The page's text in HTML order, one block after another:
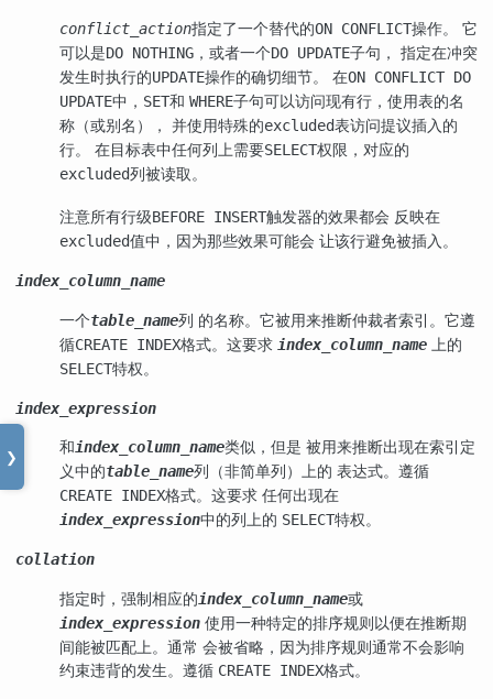
❯
conflict_action指定了一个替代的ON CONFLICT操作。 它
可以是DO NOTHING ，或者一个DO UPDATE子句， 指定在冲突
发生时执行的UPDATE操作的确切细节。 在ON CONFLICT DO
UPDATE中， SET和 WHERE子句可以访问现有行，使用表的名
称（或别名）， 并使用特殊的excluded表访问提议插入的
行。 在目标表中任何列上需要SELECT权限，对应的
excluded列被读取。
注意所有行级BEFORE INSERT触发器的效果都会 反映在
excluded值中，因为那些效果可能会 让该行避免被插入。
index_column_name
一个table_name列 的名称。它被用来推断仲裁者索引。它遵
循CREATE INDEX格式。这要求 index_column_name 上的
SELECT特权。
index_expression
和index_column_name类似，但是 被用来推断出现在索引定
义中的table_name列（非简单列）上的 表达式。遵循
CREATE INDEX格式。这要求 任何出现在
index_expression中的列上的 SELECT特权。
collation
指定时，强制相应的index_column_name或
index_expression 使用一种特定的排序规则以便在推断期
间能被匹配上。通常 会被省略，因为排序规则通常不会影响
约束违背的发生。遵循 CREATE INDEX格式。